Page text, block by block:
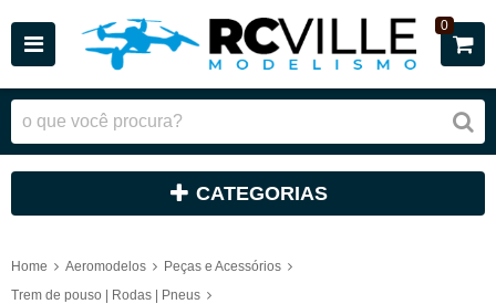
0
CATEGORIAS
Home Aeromodelos
Peças e Acessórios
Trem de pouso | Rodas | Pneus